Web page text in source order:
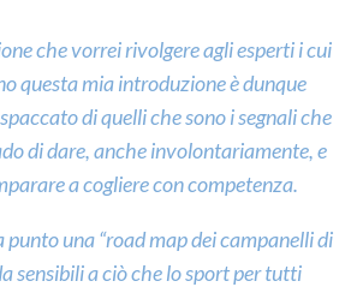
che vorrei rivolgere agli esperti i cui
questa mia introduzione è dunque
di quelli che sono i segnali che
di dare, anche involontariamente, e
a cogliere con competenza.
punto una “road map dei campanelli di
sensibili a ciò che lo sport per tutti